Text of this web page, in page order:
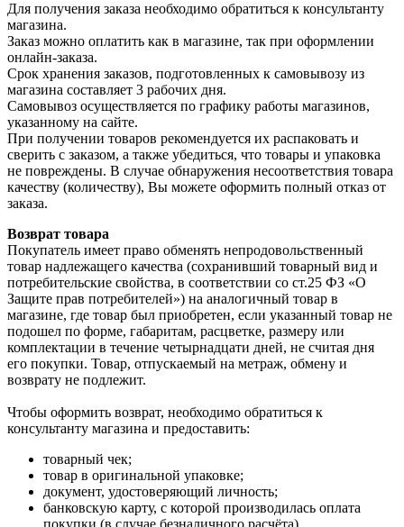
Для получения заказа необходимо обратиться к консультанту
магазина.
Заказ можно оплатить как в магазине, так при оформлении
онлайн-заказа.
Срок хранения заказов, подготовленных к самовывозу из
магазина составляет 3 рабочих дня.
Самовывоз осуществляется по графику работы магазинов,
указанному на сайте.
При получении товаров рекомендуется их распаковать и
сверить с заказом, а также убедиться, что товары и упаковка
не повреждены. В случае обнаружения несоответствия товара
качеству (количеству), Вы можете оформить полный отказ от
заказа.
Возврат товара
Покупатель имеет право обменять непродовольственный
товар надлежащего качества (сохранивший товарный вид и
потребительские свойства, в соответствии со ст.25 ФЗ «О
Защите прав потребителей») на аналогичный товар в
магазине, где товар был приобретен, если указанный товар не
подошел по форме, габаритам, расцветке, размеру или
комплектации в течение четырнадцати дней, не считая дня
его покупки. Товар, отпускаемый на метраж, обмену и
возврату не подлежит.
Чтобы оформить возврат, необходимо обратиться к
консультанту магазина и предоставить:
товарный чек;
товар в оригинальной упаковке;
документ, удостоверяющий личность;
банковскую карту, с которой производилась оплата